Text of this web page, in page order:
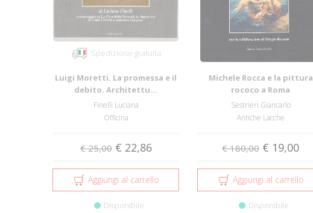
Spedizione gratuita
Luigi Moretti. La promessa e il
debito. Architettu...
Finelli Luciana
Officina
€ 25,00 € 22,86
Aggiungi al carrello
Disponibile
Michele Rocca e la pittura
rococo a Roma
Sestrieri Giancarlo
Antiche Lacche
€ 180,00 € 19,00
Aggiungi al carrello
Disponibile